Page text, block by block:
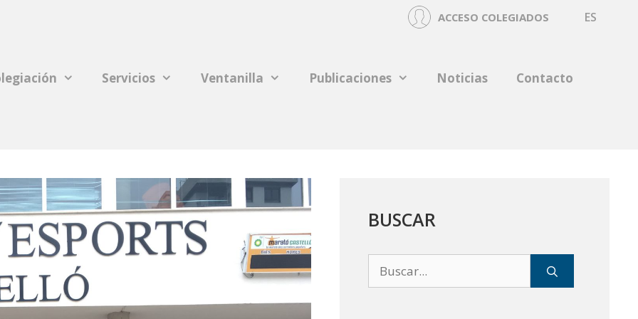
ACCESO COLEGIADOS ES
Servicios Ventanilla Publicaciones Noticias Contacto
BUSCAR